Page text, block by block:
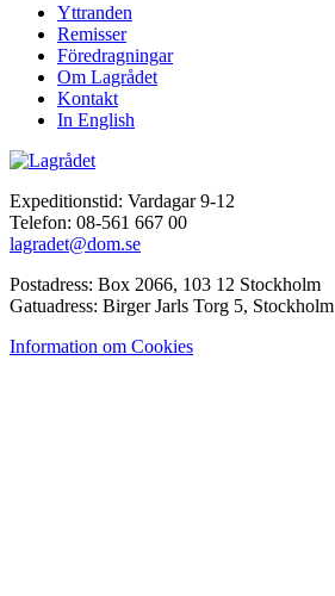
Yttranden
Remisser
Föredragningar
Om Lagrådet
Kontakt
In English
Expeditionstid: Vardagar 9-12
Telefon: 08-561 667 00
lagradet@dom.se
Postadress: Box 2066, 103 12 Stockholm
Gatuadress: Birger Jarls Torg 5, Stockholm
Information om Cookies